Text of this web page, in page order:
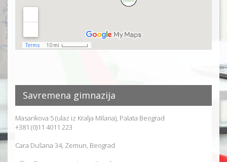
Savremena gimnazija
Masarikova 5 (ulaz iz Kralja Milana), Palata Beograd
+381 (0)11 4011 223
Cara Dušana 34, Zemun, Beograd